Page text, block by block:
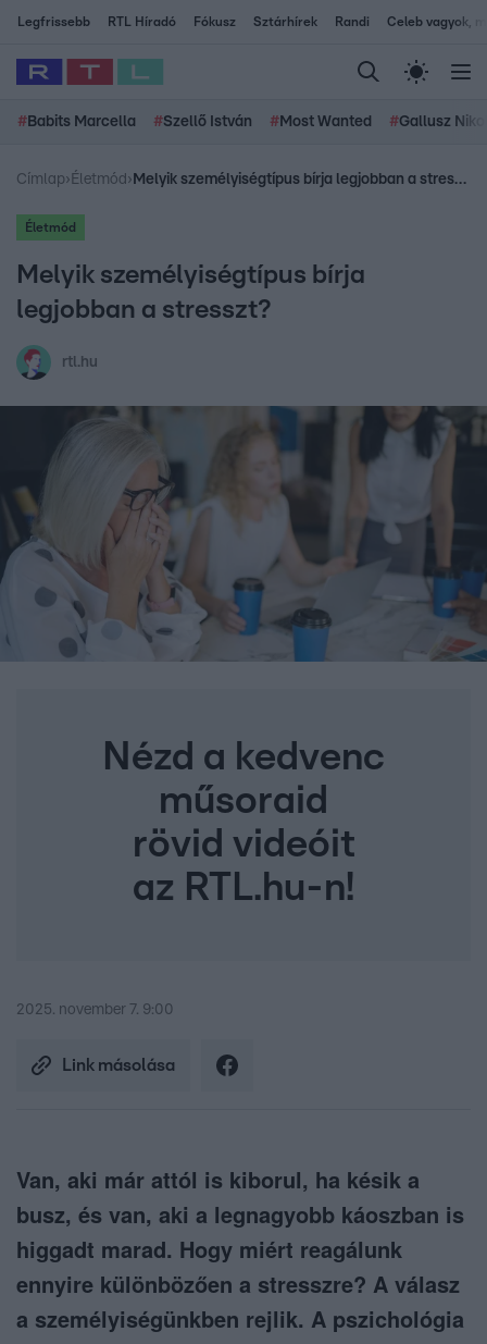
Legfrissebb RTL Híradó Fókusz Sztárhírek Randi Celeb vagyok,
# Babits Marcella #Szellő István # Most Wanted #Gallusz
Címlap› Életmód › Melyik személyiségtípus bírja legjobban a stresszt?
Életmód
Melyik személyiségtípus bírja
legjobban a stresszt?
rtl.hu
Nézd a kedvenc
műsoraid
rövid videóit
az RTL.hu-n!
2025. november 7. 9:00
Link másolása
Van, aki már attól is kiborul, ha késik a
busz, és van, aki a legnagyobb káoszban is
higgadt marad. Hogy miért reagálunk
ennyire különbözően a stresszre? A válasz
a személyiségünkben rejlik. A pszichológia